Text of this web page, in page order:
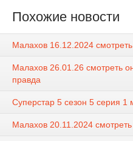
Похожие новости
Малахов 16.12.2024
Малахов 26.01.26 смотреть
правда
Суперстар 5 сезон 5 серия 1
Малахов 20.11.2024